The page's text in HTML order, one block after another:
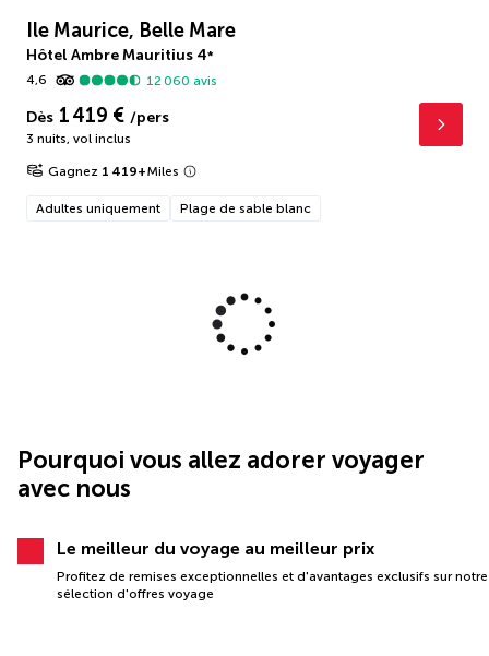
Ile Maurice, Belle Mare
Hôtel Ambre Mauritius 4*
4,6
12 060 avis
Dès 1 419 € /pers
3 nuits, vol inclus
Gagnez 1 419+Miles
Adultes uniquement Plage de sable blanc
Pourquoi vous allez adorer voyager
avec nous
Le meilleur du voyage au meilleur prix
Profitez de remises exceptionnelles et d'avantages exclusifs sur notre
sélection d'offres voyage